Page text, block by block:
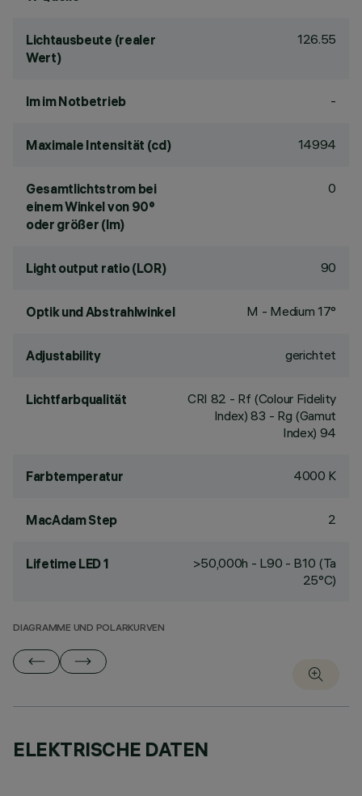
Lichtausbeute (realer
Wert)
126.55
lm im Notbetrieb -
Maximale Intensität (cd) 14994
Gesamtlichtstrom bei
einem Winkel von 90°
oder größer (lm)
0
Light output ratio (LOR) 90
Optik und Abstrahlwinkel M - Medium 17°
Adjustability gerichtet
Lichtfarbqualität CRI 82 - Rf (Colour Fidelity
Index) 83 - Rg (Gamut
Index) 94
Farbtemperatur 4000 K
MacAdam Step 2
Lifetime LED 1
>50,000h - L90 - B10 (Ta
25°C)
DIAGRAMME UND POLARKURVEN
ELEKTRISCHE DATEN